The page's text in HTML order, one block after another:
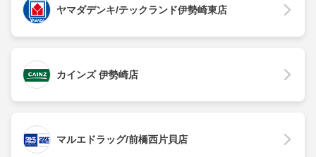
ヤマダデンキ/テックランド伊勢崎東店
カインズ 伊勢崎店
マルエドラッグ/前橋西片貝店